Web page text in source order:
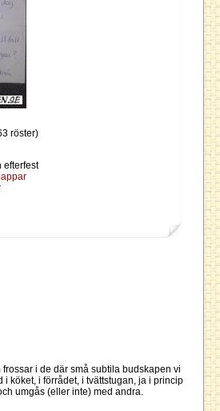
röster)
efterfest
i de där små subtila budskapen vi
köket, i förrådet, i tvättstugan, ja i princip
umgås (eller inte) med andra.